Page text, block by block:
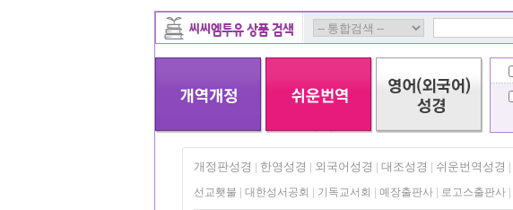
개정판성경 한영성경 외국어성경 대조성경 쉬운번역성경
선교횃불 대한성서공회 기독교서회 예장출판사 로고스출판사